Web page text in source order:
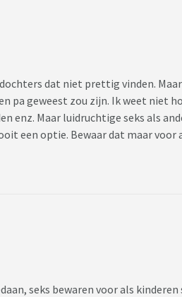
dat niet prettig vinden.
pa geweest zou zijn. Ik weet niet
enz. Maar luidruchtige seks als
een optie. Bewaar dat maar voor
seks bewaren voor als